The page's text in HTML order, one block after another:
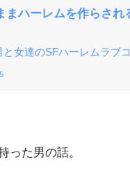
まハーレムを作らされ
女達のSFハーレムラブ
った男の話。